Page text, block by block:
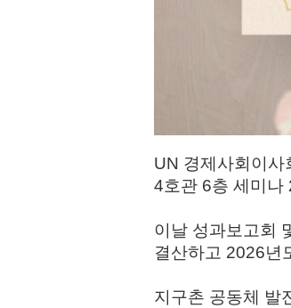
UN 경제사회이
4호관 6층 세미나
이날 성과보고회
결산하고 2026년
지구촌 공동체 발